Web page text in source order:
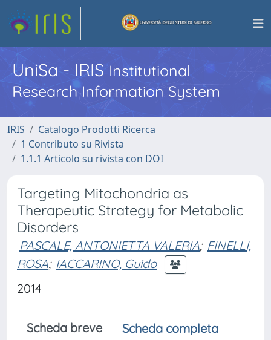
UniSa - IRISInstitutional
Research Information System
IRIS
Catalogo Prodotti Ricerca
1 Contributo su Rivista
1.1.1 Articolo su rivista con DOI
Targeting Mitochondria as
Therapeutic Strategy for Metabolic
Disorders
PASCALE, ANTONIETTA VALERIA; FINELLI,
ROSA; IACCARINO, Guido
2014
Scheda breve
Scheda completa